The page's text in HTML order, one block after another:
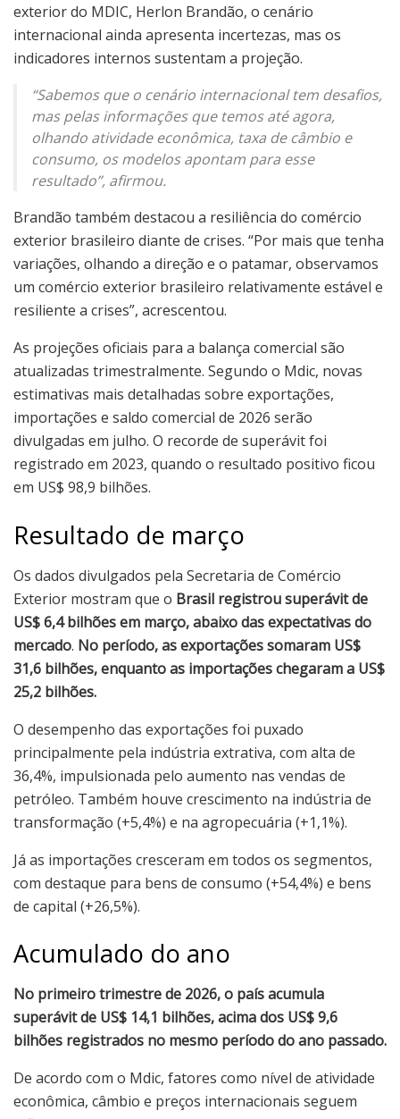
exterior do MDIC, Herlon Brandão, o cenário
internacional ainda apresenta incertezas, mas os
indicadores internos sustentam a projeção.
“Sabemos que o cenário internacional tem desafios,
mas pelas informações que temos até agora,
olhando atividade econômica, taxa de câmbio e
consumo, os modelos apontam para esse
resultado”, afirmou.
Brandão também destacou a resiliência do comércio
exterior brasileiro diante de crises. “Por mais que tenha
variações, olhando a direção e o patamar, observamos
um comércio exterior brasileiro relativamente estável e
resiliente a crises”, acrescentou.
As projeções oficiais para a balança comercial são
atualizadas trimestralmente. Segundo o Mdic, novas
estimativas mais detalhadas sobre exportações,
importações e saldo comercial de 2026 serão
divulgadas em julho. O recorde de superávit foi
registrado em 2023, quando o resultado positivo ficou
em US$ 98,9 bilhões.
Resultado de março
Os dados divulgados pela Secretaria de Comércio
Exterior mostram que o Brasil registrou superávit de
US$ 6,4 bilhões em março, abaixo das expectativas do
mercado. No período, as exportações somaram US$
31,6 bilhões, enquanto as importações chegaram a US$
25,2 bilhões.
O desempenho das exportações foi puxado
principalmente pela indústria extrativa, com alta de
36,4%, impulsionada pelo aumento nas vendas de
petróleo. Também houve crescimento na indústria de
transformação (+5,4%) e na agropecuária (+1,1%).
Já as importações cresceram em todos os segmentos,
com destaque para bens de consumo (+54,4%) e bens
de capital (+26,5%).
Acumulado do ano
No primeiro trimestre de 2026, o país acumula
superávit de US$ 14,1 bilhões, acima dos US$ 9,6
bilhões registrados no mesmo período do ano passado.
De acordo com o Mdic, fatores como nível de atividade
econômica, câmbio e preços internacionais seguem